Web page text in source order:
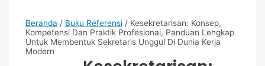
Beranda / Buku Referensi/ Kesekretarisan: Konsep,
Kompetensi Dan Praktik Profesional, Panduan Lengkap
Untuk Membentuk Sekretaris Unggul Di Dunia Kerja
Modern